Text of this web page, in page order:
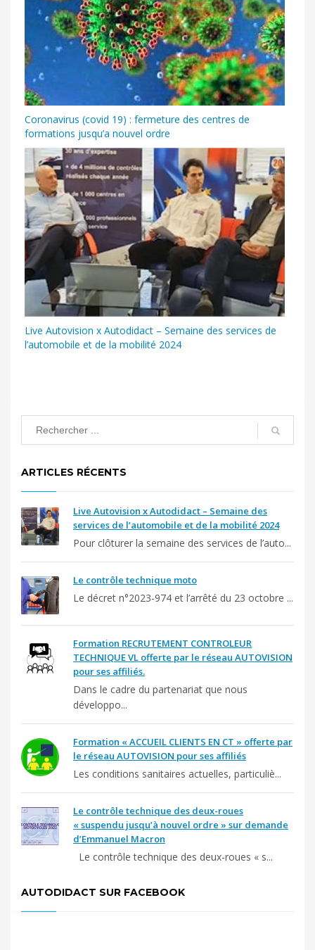
Coronavirus (covid 19) : fermeture des centres de
formations jusqu’a nouvel ordre
Live Autovision x Autodidact – Semaine des services de
l’automobile et de la mobilité 2024
ARTICLES RÉCENTS
Live Autovision x Autodidact – Semaine des
services de l’automobile et de la mobilité 2024
Pour clôturer la semaine des services de l’auto...
Le contrôle technique moto
Le décret n°2023-974 et l’arrêté du 23 octobre ...
Formation RECRUTEMENT CONTROLEUR
TECHNIQUE VL offerte par le réseau AUTOVISION
pour ses affiliés.
Dans le cadre du partenariat que nous
développo...
Formation « ACCUEIL CLIENTS EN CT » offerte par
le réseau AUTOVISION pour ses affiliés
Les conditions sanitaires actuelles, particuliè...
Le contrôle technique des deux-roues
« suspendu jusqu’à nouvel ordre » sur demande
d’Emmanuel Macron
Le contrôle technique des deux-roues « s...
AUTODIDACT SUR FACEBOOK